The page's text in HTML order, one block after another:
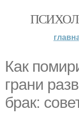
Как
грани
брак: